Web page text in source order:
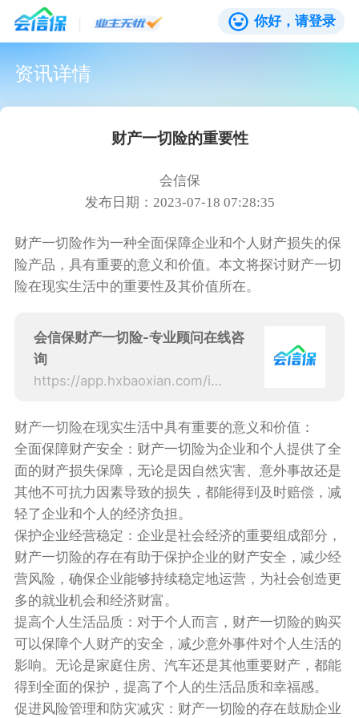
你好，请登录
资讯详情
财产一切险的重要性
会信保
发布日期：2023-07-18 07:28:35
财产一切险作为一种全面保障企业和个人财产损失的保
险产品，具有重要的意义和价值。本文将探讨财产一切
险在现实生活中的重要性及其价值所在。
会信保财产一切险-专业顾问在线咨
询
https://app.hxbaoxian.com/insurance?p=1&l=20&t=3&c=0&sourceType=web
财产一切险在现实生活中具有重要的意义和价值：
全面保障财产安全：财产一切险为企业和个人提供了全
面的财产损失保障，无论是因自然灾害、意外事故还是
其他不可抗力因素导致的损失，都能得到及时赔偿，减
轻了企业和个人的经济负担。
保护企业经营稳定：企业是社会经济的重要组成部分，
财产一切险的存在有助于保护企业的财产安全，减少经
营风险，确保企业能够持续稳定地运营，为社会创造更
多的就业机会和经济财富。
提高个人生活品质：对于个人而言，财产一切险的购买
可以保障个人财产的安全，减少意外事件对个人生活的
影响。无论是家庭住房、汽车还是其他重要财产，都能
得到全面的保护，提高了个人的生活品质和幸福感。
促进风险管理和防灾减灾：财产一切险的存在鼓励企业